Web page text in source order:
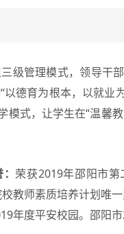
管理模式，领导干
德育为根本，以就业
模式，让学生在“温馨
荣获2019年邵阳市
教师素质培养计划唯
年度平安校园。邵阳